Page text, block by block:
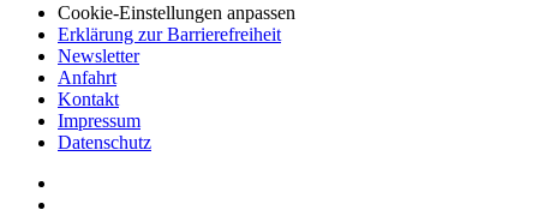
Cookie-Einstellungen anpassen
Erklärung zur Barrierefreiheit
Newsletter
Anfahrt
Kontakt
Impressum
Datenschutz